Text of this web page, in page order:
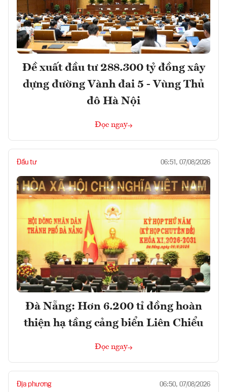
Đề xuất đầu tư 288.300 tỷ đồng xây
dựng đường Vành đai 5 - Vùng Thủ
đô Hà Nội
Đọc ngay
Đầu tư 06:51, 07/08/2026
Đà Nẵng: Hơn 6.200 tỉ đồng hoàn
thiện hạ tầng cảng biển Liên Chiểu
Đọc ngay
Địa phương 06:50, 07/08/2026